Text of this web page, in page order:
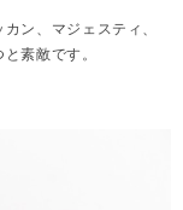
ン、マジェスティ、
素敵です。